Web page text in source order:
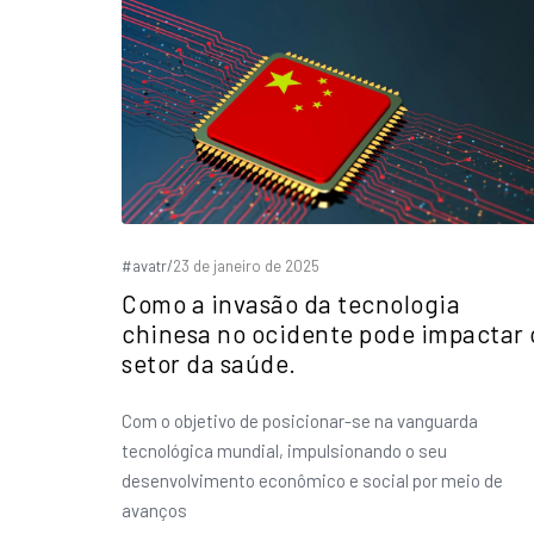
#avatr/23 de janeiro de 2025
Como a invasão da tecnologia
chinesa no ocidente pode impactar
setor da saúde.
Com o objetivo de posicionar-se na vanguarda
tecnológica mundial, impulsionando o seu
desenvolvimento econômico e social por meio de
avanços